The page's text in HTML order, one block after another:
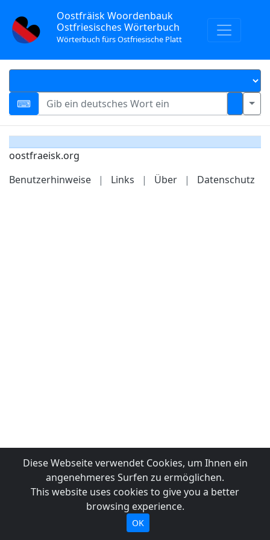
Oostfräisk Woordenbauk
Ostfriesisches Wörterbuch
Wörterbuch fürs Ostfriesische Platt
oostfraeisk.org
Benutzerhinweise
| Links | Über | Datenschutz
Diese Webseite verwendet Cookies, um Ihnen ein
angenehmeres Surfen zu ermöglichen.
This website uses cookies to give you a better
browsing experience.
OK